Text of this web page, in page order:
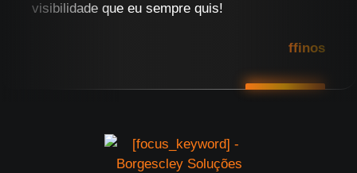
visibilidade que eu sempre quis!
ffinos